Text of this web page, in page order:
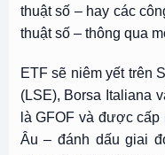
thuật số – hay các
thuật số – thông qua
ETF sẽ niêm yết trên
(LSE), Borsa Italiana
là GFOF và được
Âu – đánh dấu giai